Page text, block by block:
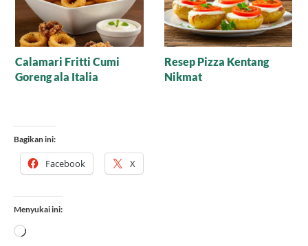
Mengenal Iskender
Kebab Hidangan Khas
Resep Minestrone Soup
Autentik, Rahasia Kuah
Facebook